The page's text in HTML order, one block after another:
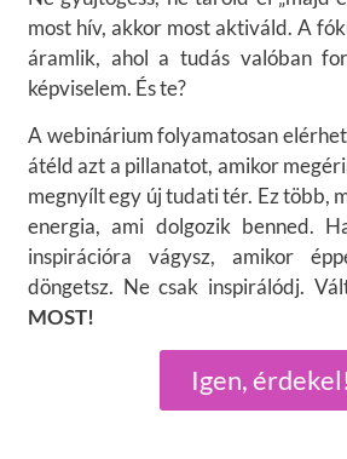
Igen, érdekel!
most hív, akkor most aktiváld. A
áramlik, ahol a tudás valóban
képviselem. És te?
A webinárium folyamatosan
átéld azt a pillanatot, amikor
megnyílt egy új tudati tér. Ez több,
energia, ami dolgozik benned.
inspirációra vágysz, amikor
döngetsz. Ne csak inspirálódj.
MOST!